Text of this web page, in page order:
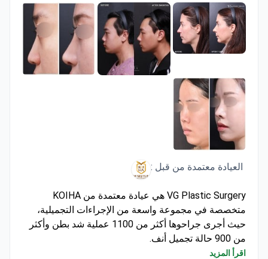
العيادة معتمدة من قبل :
VG Plastic Surgery هي عيادة معتمدة من KOIHA
متخصصة في مجموعة واسعة من الإجراءات التجميلية،
حيث أجرى جراحوها أكثر من 1100 عملية شد بطن وأكثر
من 900 حالة تجميل أنف.
متخصصة في نحت الوجه والجسم بما في ذلك تجميل
اقرأ المزيد